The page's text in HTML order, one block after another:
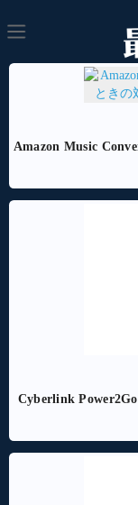
Amazon Music
Cyberlink